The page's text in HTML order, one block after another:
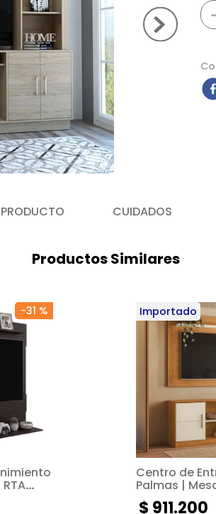
CUIDADOS
Productos Similares
-31 %
RTA
Importado
Centro de
Palmas |
panel
$ 911.200